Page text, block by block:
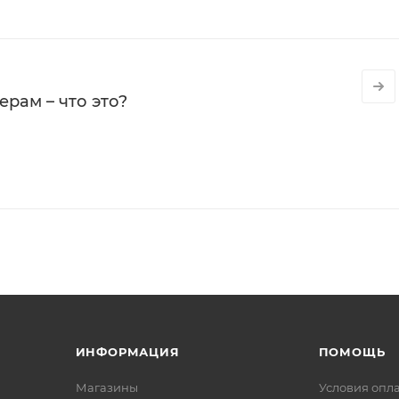
– что это?
ИНФОРМАЦИЯ
Магазины
ПОМОЩЬ
Условия